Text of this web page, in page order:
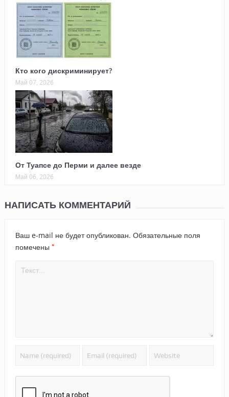
Кто кого дискриминирует?
Май 07, 2026
От Туапсе до Перми и далее везде
Май 06, 2026
НАПИСАТЬ КОММЕНТАРИЙ
Ваш e-mail не будет опубликован. Обязательные поля
помечены *